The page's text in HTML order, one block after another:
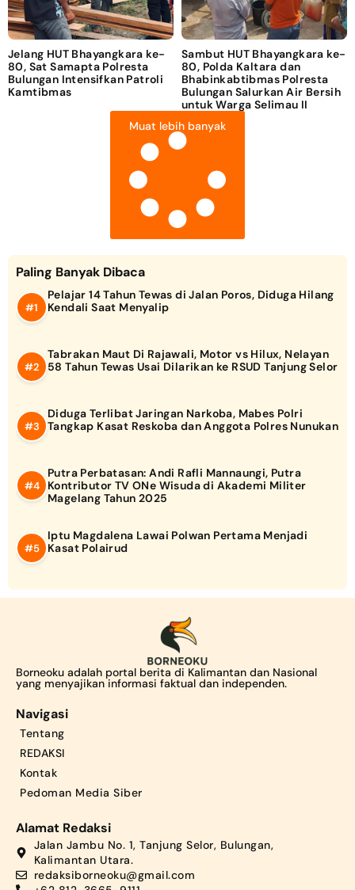
Jelang HUT Bhayangkara ke-
80, Sat Samapta Polresta
Bulungan Intensifkan Patroli
Kamtibmas
Sambut HUT Bhayangkara ke-
80, Polda Kaltara dan
Bhabinkabtibmas Polresta
Bulungan Salurkan Air Bersih
untuk Warga Selimau II
Muat lebih banyak
Paling Banyak Dibaca
Pelajar 14 Tahun Tewas di Jalan Poros, Diduga Hilang
Kendali Saat Menyalip
Tabrakan Maut Di Rajawali, Motor vs Hilux, Nelayan
58 Tahun Tewas Usai Dilarikan ke RSUD Tanjung Selor
Diduga Terlibat Jaringan Narkoba, Mabes Polri
Tangkap Kasat Reskoba dan Anggota Polres Nunukan
Putra Perbatasan: Andi Rafli Mannaungi, Putra
Kontributor TV ONe Wisuda di Akademi Militer
Magelang Tahun 2025
Iptu Magdalena Lawai Polwan Pertama Menjadi
Kasat Polairud
Borneoku adalah portal berita di Kalimantan dan Nasional
yang menyajikan informasi faktual dan independen.
Navigasi
Tentang
REDAKSI
Kontak
Pedoman Media Siber
Alamat Redaksi
Jalan Jambu No. 1, Tanjung Selor, Bulungan,
Kalimantan Utara.
redaksiborneoku@gmail.com